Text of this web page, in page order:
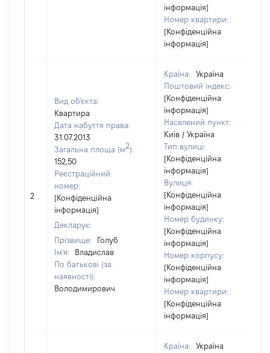
інформація]
Номер квартири:
[Конфіденційна
інформація]
2
Вид об'єкта:
Квартира
Дата набуття права:
31.07.2013
Загальна площа (м2):
152,50
Реєстраційний
номер:
[Конфіденційна
інформація]
Декларує:
Прізвище:
Голуб
Ім'я:
Владислав
По батькові (за
наявності):
Володимирович
Країна:
Україна
Поштовий індекс:
[Конфіденційна
інформація]
Населений пункт:
Київ / Україна
Тип вулиці:
[Конфіденційна
інформація]
Вулиця:
[Конфіденційна
інформація]
Номер будинку:
[Конфіденційна
інформація]
Номер корпусу:
[Конфіденційна
інформація]
Номер квартири:
[Конфіденційна
інформація]
Країна:
Україна